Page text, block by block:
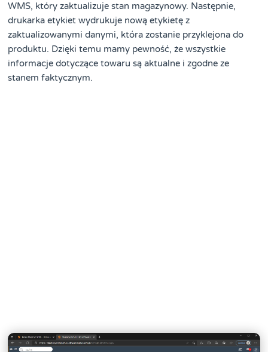
WMS, który zaktualizuje stan magazynowy. Następnie,
drukarka etykiet wydrukuje nową etykietę z
zaktualizowanymi danymi, która zostanie przyklejona do
produktu. Dzięki temu mamy pewność, że wszystkie
informacje dotyczące towaru są aktualne i zgodne ze
stanem faktycznym.